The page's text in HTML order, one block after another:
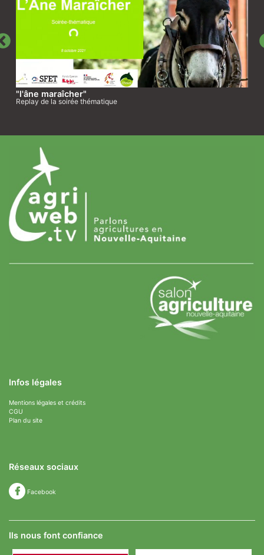
"l'âne maraîcher"
Replay de la soirée thématique
Infos légales
Mentions légales et crédits
CGU
Plan du site
Réseaux sociaux
Facebook
Ils nous font confiance